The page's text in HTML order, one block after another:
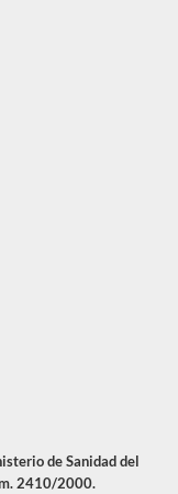
de Sanidad del
2410/2000.